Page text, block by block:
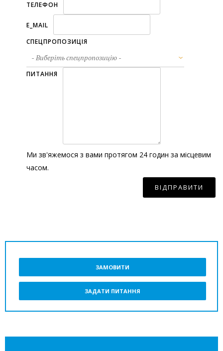
ТЕЛЕФОН
E_MAIL
СПЕЦПРОПОЗИЦІЯ
ПИТАННЯ
Ми зв'яжемося з вами протягом 24 годин за місцевим
часом.
ВІДПРАВИТИ
ЗАМОВИТИ
ЗАДАТИ ПИТАННЯ